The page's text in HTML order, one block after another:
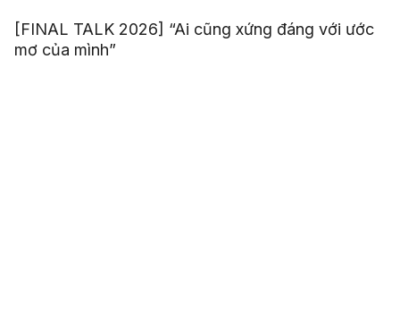
[FINAL TALK 2026] “Ai cũng xứng đáng với ước
mơ của mình”